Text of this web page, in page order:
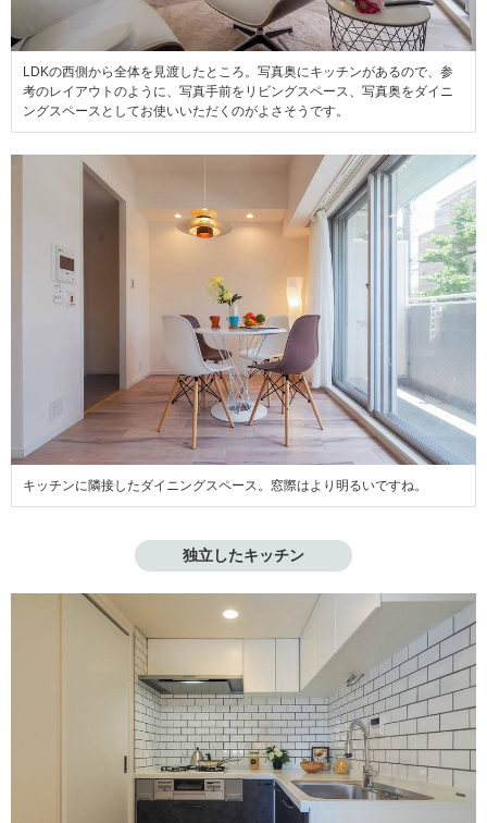
LDKの西側から全体を見渡したところ。写真奥にキッチンがあるので、参
考のレイアウトのように、写真手前をリビングスペース、写真奥をダイニ
ングスペースとしてお使いいただくのがよさそうです。
キッチンに隣接したダイニングスペース。窓際はより明るいですね。
独立したキッチン